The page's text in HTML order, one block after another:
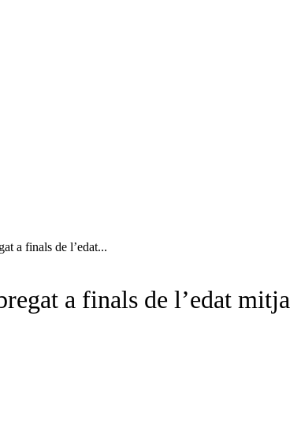
a finals de l’edat...
a finals de l’edat